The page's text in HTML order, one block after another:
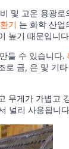
및 고온 용광로
기 는 화학 산업
높기 때문입니
들 수 있습니다.
로 금, 은 및 기
무게가 가볍고
널리 사용됩니